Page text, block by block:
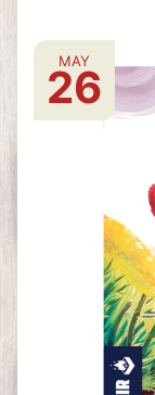
MAY
26